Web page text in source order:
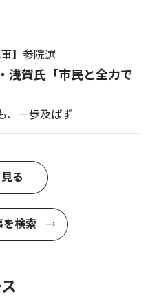
事】参院選
浅賀氏「市民と全力で
、一歩及ばず
る
を検索